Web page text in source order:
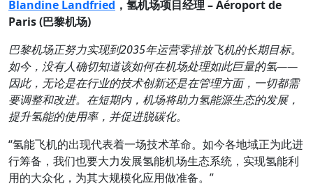
Blandine Landfried ，氢机场项目经理 – Aéroport de
Paris (巴黎机场)
巴黎机场正努力实现到2035年运营零排放飞机的长期目标。
如今，没有人确切知道该如何在机场处理如此巨量的氢——
因此，无论是在行业的技术创新还是在管理方面，一切都需
要调整和改进。在短期内，机场将助力氢能源生态的发展，
提升氢能的使用率，并促进脱碳化。
“氢能飞机的出现代表着一场技术革命。如今各地域正为此进
行筹备，我们也要大力发展氢能机场生态系统，实现氢能利
用的大众化，为其大规模化应用做准备。”